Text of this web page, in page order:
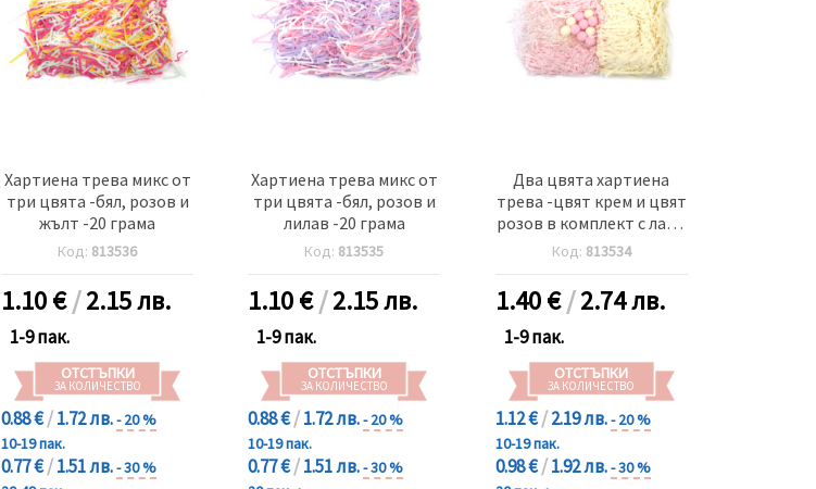
Хартиена трева микс от
три цвята -бял, розов и
жълт -20 грама
Код: 813536
1.10€/2.15 лв.
1-9 пак.
ОТСТЪПКИ
ЗА КОЛИЧЕСТВО
0.88 €/1.72 лв.- 20 %
10-19 пак.
0.77 €/1.51 лв.- 30 %
Хартиена трева микс от
три цвята -бял, розов и
лилав -20 грама
Код: 813535
1.10€/2.15 лв.
1-9 пак.
ОТСТЪПКИ
ЗА КОЛИЧЕСТВО
0.88 €/1.72 лв.- 20 %
10-19 пак.
0.77 €/1.51 лв.- 30 %
Два цвята хартиена
трева -цвят крем и цвят
розов в комплект с ламе
и помпони ~30 грама
Код: 813534
1.40€/2.74 лв.
1-9 пак.
ОТСТЪПКИ
ЗА КОЛИЧЕСТВО
1.12 €/2.19 лв.- 20 %
10-19 пак.
0.98 €/1.92 лв.- 30 %